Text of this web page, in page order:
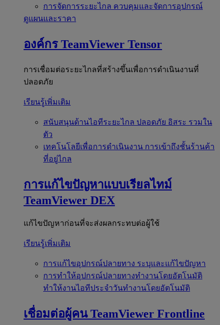
การจัดการระยะไกล ควบคุมและจัดการอุปกรณ์
ดูแผนและราคา
องค์กร TeamViewer Tensor
การเชื่อมต่อระยะไกลที่สร้างขึ้นเพื่อการดำเนินงานที่
ปลอดภัย
เรียนรู้เพิ่มเติม
สนับสนุนด้านไอทีระยะไกล ปลอดภัย อิสระ รวมใน
ตัว
เทคโนโลยีเพื่อการดำเนินงาน การเข้าถึงชั้นร้านค้า
ที่อยู่ไกล
การแก้ไขปัญหาแบบเรียลไทม์
TeamViewer DEX
แก้ไขปัญหาก่อนที่จะส่งผลกระทบต่อผู้ใช้
เรียนรู้เพิ่มเติม
การแก้ไขอุปกรณ์ปลายทาง ระบุและแก้ไขปัญหา
การทำให้อุปกรณ์ปลายทางทำงานโดยอัตโนมัติ
ทำให้งานไอทีประจำวันทำงานโดยอัตโนมัติ
เชื่อมต่อผู้คน TeamViewer Frontline